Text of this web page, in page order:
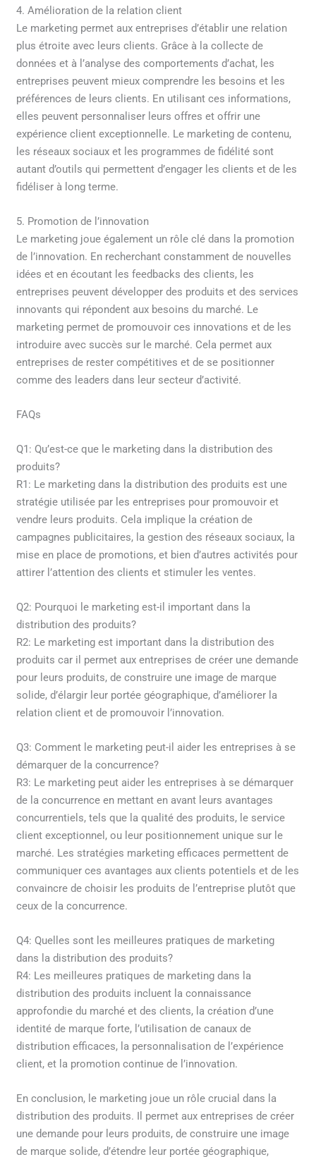
4. Amélioration de la relation client
Le marketing permet aux entreprises d’établir une relation
plus étroite avec leurs clients. Grâce à la collecte de
données et à l’analyse des comportements d’achat, les
entreprises peuvent mieux comprendre les besoins et les
préférences de leurs clients. En utilisant ces informations,
elles peuvent personnaliser leurs offres et offrir une
expérience client exceptionnelle. Le marketing de contenu,
les réseaux sociaux et les programmes de fidélité sont
autant d’outils qui permettent d’engager les clients et de les
fidéliser à long terme.
5. Promotion de l’innovation
Le marketing joue également un rôle clé dans la promotion
de l’innovation. En recherchant constamment de nouvelles
idées et en écoutant les feedbacks des clients, les
entreprises peuvent développer des produits et des services
innovants qui répondent aux besoins du marché. Le
marketing permet de promouvoir ces innovations et de les
introduire avec succès sur le marché. Cela permet aux
entreprises de rester compétitives et de se positionner
comme des leaders dans leur secteur d’activité.
FAQs
Q1: Qu’est-ce que le marketing dans la distribution des
produits?
R1: Le marketing dans la distribution des produits est une
stratégie utilisée par les entreprises pour promouvoir et
vendre leurs produits. Cela implique la création de
campagnes publicitaires, la gestion des réseaux sociaux, la
mise en place de promotions, et bien d’autres activités pour
attirer l’attention des clients et stimuler les ventes.
Q2: Pourquoi le marketing est-il important dans la
distribution des produits?
R2: Le marketing est important dans la distribution des
produits car il permet aux entreprises de créer une demande
pour leurs produits, de construire une image de marque
solide, d’élargir leur portée géographique, d’améliorer la
relation client et de promouvoir l’innovation.
Q3: Comment le marketing peut-il aider les entreprises à se
démarquer de la concurrence?
R3: Le marketing peut aider les entreprises à se démarquer
de la concurrence en mettant en avant leurs avantages
concurrentiels, tels que la qualité des produits, le service
client exceptionnel, ou leur positionnement unique sur le
marché. Les stratégies marketing efficaces permettent de
communiquer ces avantages aux clients potentiels et de les
convaincre de choisir les produits de l’entreprise plutôt que
ceux de la concurrence.
Q4: Quelles sont les meilleures pratiques de marketing
dans la distribution des produits?
R4: Les meilleures pratiques de marketing dans la
distribution des produits incluent la connaissance
approfondie du marché et des clients, la création d’une
identité de marque forte, l’utilisation de canaux de
distribution efficaces, la personnalisation de l’expérience
client, et la promotion continue de l’innovation.
En conclusion, le marketing joue un rôle crucial dans la
distribution des produits. Il permet aux entreprises de créer
une demande pour leurs produits, de construire une image
de marque solide, d’étendre leur portée géographique,